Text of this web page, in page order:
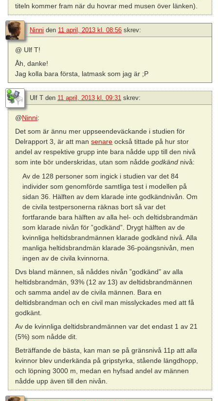
titeln kommer fram när du hovrar med musen över länken).
Ninni den 11 april, 2013 kl. 08:56 skrev:
@ Ulf T!
Åh, danke!
Jag kolla bara första, latmask som jag är ;P
Ulf T den 11 april, 2013 kl. 09:31 skrev:
@Ninni:
Det som är ännu mer uppseendeväckande i studien för
Delrapport 3, är att mansenare också tittade på hur stor
andel av respektive grupp inte bara nådde upp till den nivå
som inte bör underskridas, utan som nåddegodkänd nivå:
Av de 128 personer som ingick i studien var det 84
individer som genomförde samtliga test i modellen på
sidan 36. Hälften av dem klarade inte godkändnivån. Om
de civila testpersonerna räknas bort så var det
fortfarande bara hälften av alla hel- och deltidsbrandmän
som klarade nivån för ”godkänd”. Drygt hälften av de
kvinnliga heltidsbrandmännen klarade godkänd nivå. Alla
manliga heltidsbrandmän klarade 36-poängsnivån, men
ingen av de civila kvinnorna.
Dvs bland männen, så nåddes nivån ”godkänd” av alla
heltidsbrandmän, 93% (12 av 13) av deltidsbrandmännen
och samma andel av de civila männen. Bara en
deltidsbrandman och en civil man misslyckades med att få
godkänt.
Av de kvinnliga deltidsbrandmännen var det endast 1 av 21
(5%) som nådde dit.
Beträffande de bästa, kan man se på gränsnivå 11p attalla
kvinnor blev underkända på gripstyrka, stående längdhopp,
och löpning 3000 m, medan en hyfsad andel av männen
nådde upp även till den nivån.